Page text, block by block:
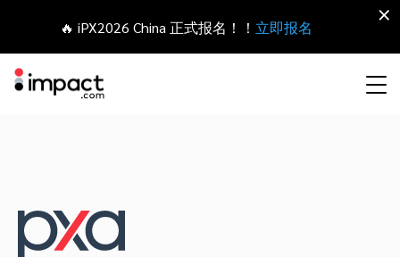
拓展 招募
联盟营销
网盟合作伙伴联盟
Agency directory
干货文章
加入impact.com
日本語
🔥 iPX2026 China 正式报名！！ 立即报名
×